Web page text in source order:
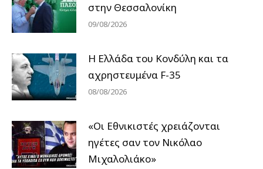
στην Θεσσαλονίκη
09/08/2026
Η Ελλάδα του Κονδύλη και τα
αχρηστευμένα F-35
08/08/2026
«Οι Εθνικιστές χρειάζονται
ηγέτες σαν τον Νικόλαο
Μιχαλολιάκο»